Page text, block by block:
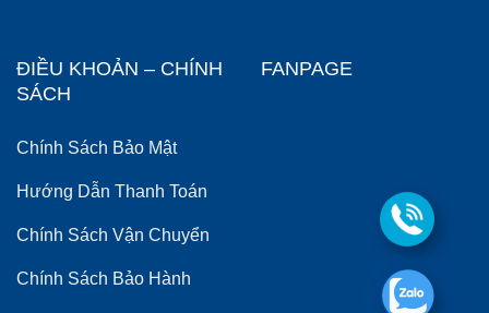
ĐIỀU KHOẢN – CHÍNH
SÁCH
Chính Sách Bảo Mật
Hướng Dẫn Thanh Toán
Chính Sách Vận Chuyển
Chính Sách Bảo Hành
FANPAGE